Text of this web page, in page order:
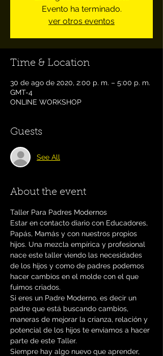
Evento ha terminado.
ver otros eventos
Time & Location
30 de ago de 2020, 2:00 p. m. – 5:00 p. m.
GMT-4
ONLINE WORKSHOP
Guests
See All
About the event
Taller Para Padres Modernos
Estar en contacto diario con Educadores,
Papás, Mamás y con nuestros propios
hijos. Una mezcla empírica y profesional
nace este taller viendo las necesidades
de los hijos y como de padres podemos
hacer cambios en el molde con el que
fuimos criados.
Si eres un Padre Moderno, es decir un
padre que está buscando cambios,
maneras de mejorar la crianza, relación y
potencial de los hijos te enviamos a hacer
parte de este Taller.
Siempre hay algo nuevo que aprender,